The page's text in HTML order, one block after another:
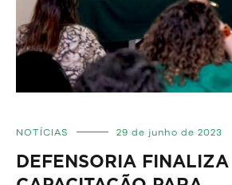
NOTÍCIAS 29 de junho de 2023
DEFENSORIA FINALIZA